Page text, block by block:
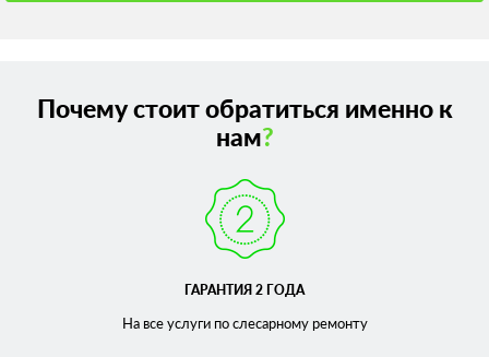
Почему стоит обратиться именно к
нам?
ГАРАНТИЯ 2 ГОДА
На все услуги по слесарномуремонту